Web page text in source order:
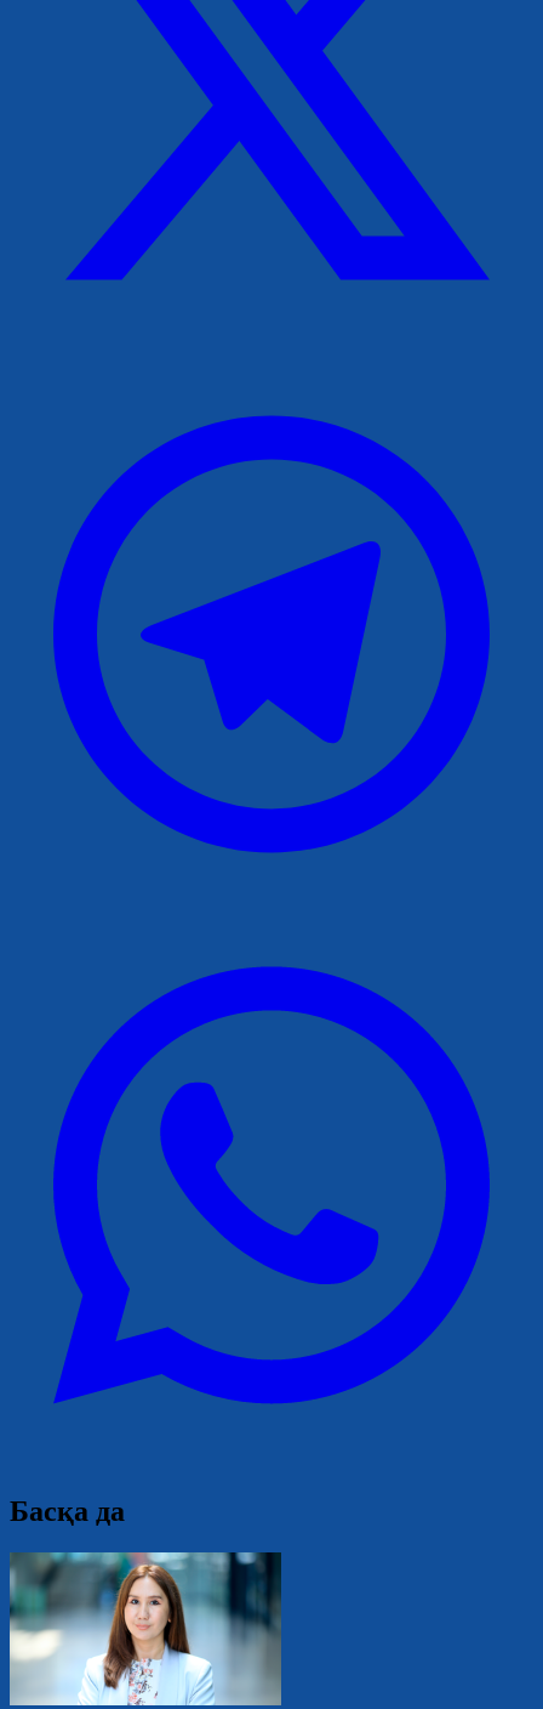
Басқа да